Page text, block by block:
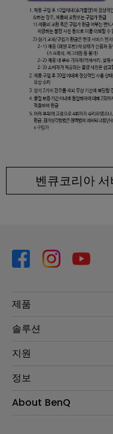
벤큐코리아
제품
프로젝터
조명
솔루션
Eye-Care 모니터
e스포츠
비즈니스 디스플레이
지원
문의
서비스센터
정보
프로젝터 거리계산기
About BenQ